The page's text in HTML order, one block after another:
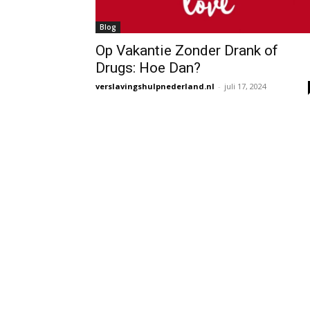
Blog
Op Vakantie Zonder Drank of
Drugs: Hoe Dan?
verslavingshulpnederland.nl - juli 17, 2024